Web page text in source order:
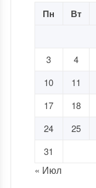
Пн Вт
3
4
10
11
17
18
24
25
31
« Июл